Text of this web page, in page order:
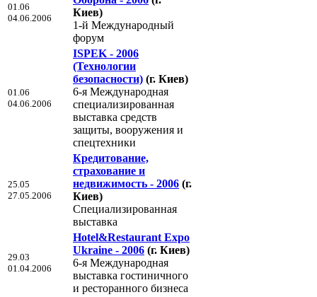
01.06
04.06.2006
Киев)
1-й Международный
форум
01.06
04.06.2006
ISPEK - 2006
(Технологии
безопасности) (г. Киев)
6-я Международная
специализированная
выставка средств
защиты, вооружения и
спецтехники
25.05
27.05.2006
Кредитование,
страхование и
недвижимость - 2006 (г.
Киев)
Cпециализированная
выставка
29.03
01.04.2006
Hotel&Restaurant Expo
Ukraine - 2006 (г. Киев)
6-я Международная
выставка гостиничного
и ресторанного бизнеса